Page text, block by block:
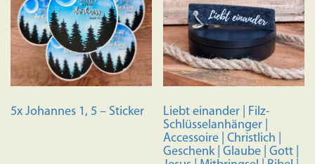
5x Johannes 1, 5 – Sticker
Liebt einander | Filz-
Schlüsselanhänger |
Accessoire | Christlich |
Geschenk | Glaube | Gott |